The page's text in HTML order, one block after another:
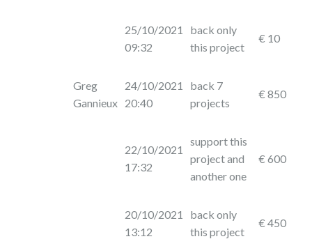
25/10/2021
09:32
back only
this project
€ 10
Greg
Gannieux
24/10/2021
20:40
back 7
projects
€ 850
22/10/2021
17:32
support this
project and
another one
€ 600
20/10/2021
13:12
back only
this project
€ 450